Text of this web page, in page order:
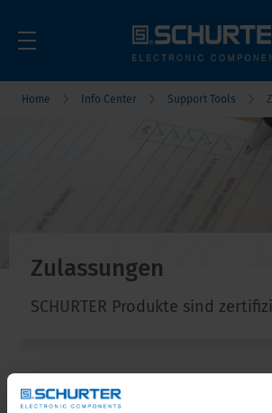
Home Info Center Support Tools
Zulassungen
SCHURTER Produkte sind